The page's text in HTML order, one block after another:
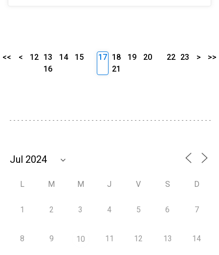
<< < 12 13 14
15
16
17 18 19
20
21
22 23 > >>
L M M J V S D
1 2 3 4 5 6 7
8 9 10 11 12 13 14